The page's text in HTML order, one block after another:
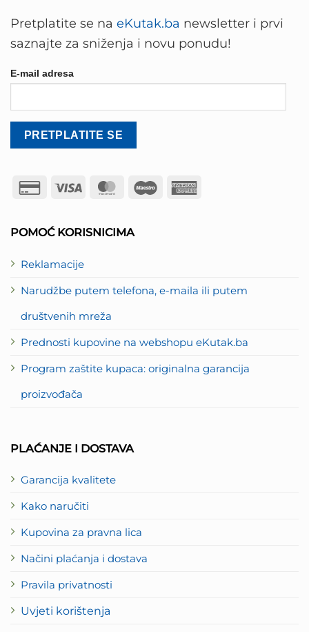
POMOĆ KORISNICIMA
Reklamacije
Narudžbe putem telefona, e-maila ili putem
društvenih mreža
Prednosti kupovine na webshopu eKutak.ba
Program zaštite kupaca: originalna garancija
proizvođača
PLAĆANJE I DOSTAVA
Garancija kvalitete
Kako naručiti
Kupovina za pravna lica
Načini plaćanja i dostava
Pravila privatnosti
Uvjeti korištenja
Pretplatite se na eKutak.ba newsletter i prvi
saznajte za sniženja i novu ponudu!
E-mail adresa
Credit
Visa MasterCard
Maestro